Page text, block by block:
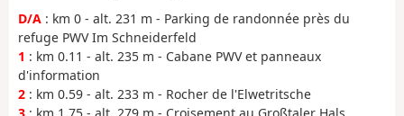
D/A : km 0 - alt. 231 m - Parking de randonnée près du
refuge PWV Im Schneiderfeld
1 : km 0.11 - alt. 235 m - Cabane PWV et panneaux
d'information
2 : km 0.59 - alt. 233 m - Rocher de l'Elwetritsche
3 : km 1.75 - alt. 279 m - Croisement au Großtaler Hals